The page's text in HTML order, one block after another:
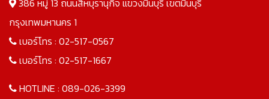
386 หมู่ 13 ถนนสีหบุรานุกิจ แขวงมีนบุรี เขตมีนบุรี
กรุงเทพมหานคร 1
เบอร์โทร : 02-517-0567
เบอร์โทร : 02-517-1667
HOTLINE : 089-026-3399